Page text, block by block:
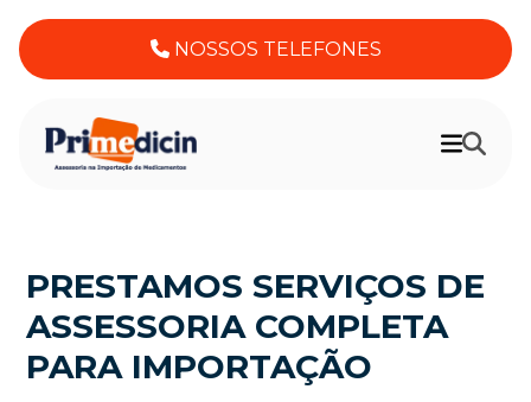
NOSSOS TELEFONES
PRESTAMOS SERVIÇOS DE
ASSESSORIA COMPLETA
PARA IMPORTAÇÃO